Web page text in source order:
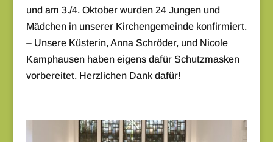
und am 3./4. Oktober wurden 24 Jungen und
Mädchen in unserer Kirchengemeinde konfirmiert.
– Unsere Küsterin, Anna Schröder, und Nicole
Kamphausen haben eigens dafür Schutzmasken
vorbereitet. Herzlichen Dank dafür!